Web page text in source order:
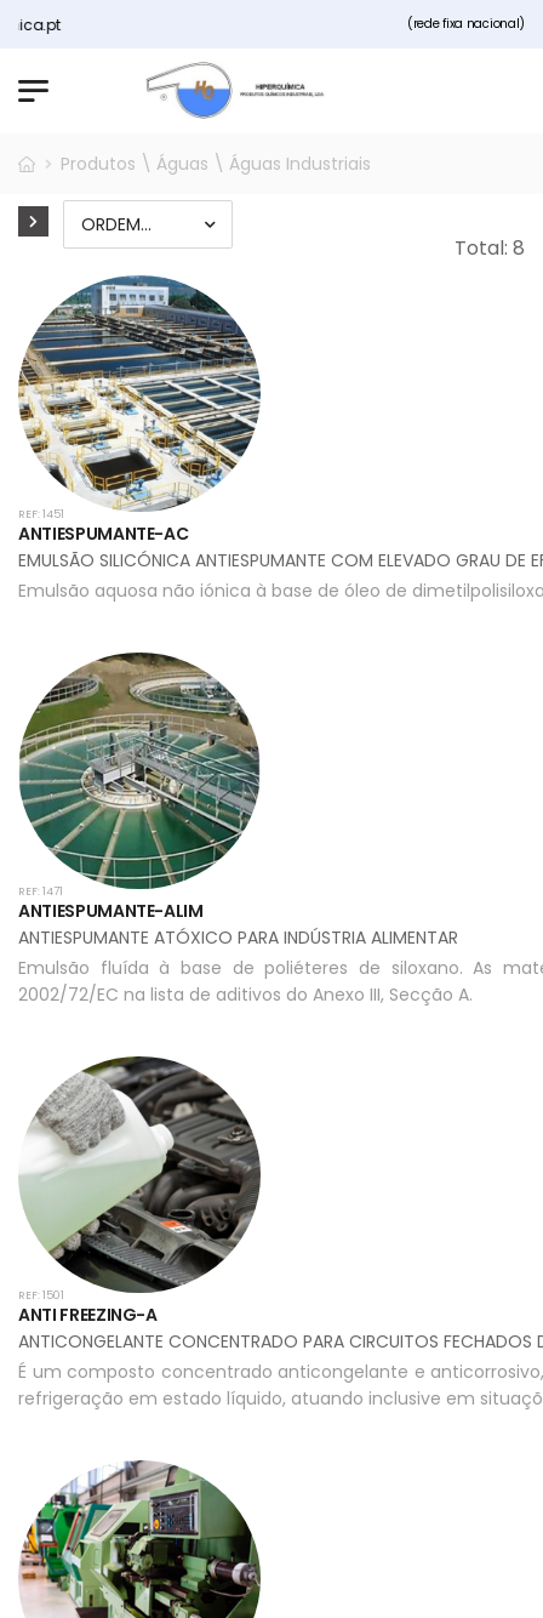
(rede fixa nacional)
Produtos \ Águas \ Águas Industriais
Total: 8
REF: 1451
ANTIESPUMANTE-AC
EMULSÃO SILICÓNICA ANTIESPUMANTE COM ELEVADO GRAU DE
Emulsão aquosa não iónica à base de óleo de
REF: 1471
ANTIESPUMANTE-ALIM
ANTIESPUMANTE ATÓXICO PARA INDÚSTRIA ALIMENTAR
Emulsão fluída à base de poliéteres de siloxano. As
2002/72/EC na lista de aditivos do Anexo III, Secção A.
REF: 1501
ANTI FREEZING-A
ANTICONGELANTE CONCENTRADO PARA CIRCUITOS FECHADOS
É um composto concentrado anticongelante e
refrigeração em estado líquido, atuando inclusive em